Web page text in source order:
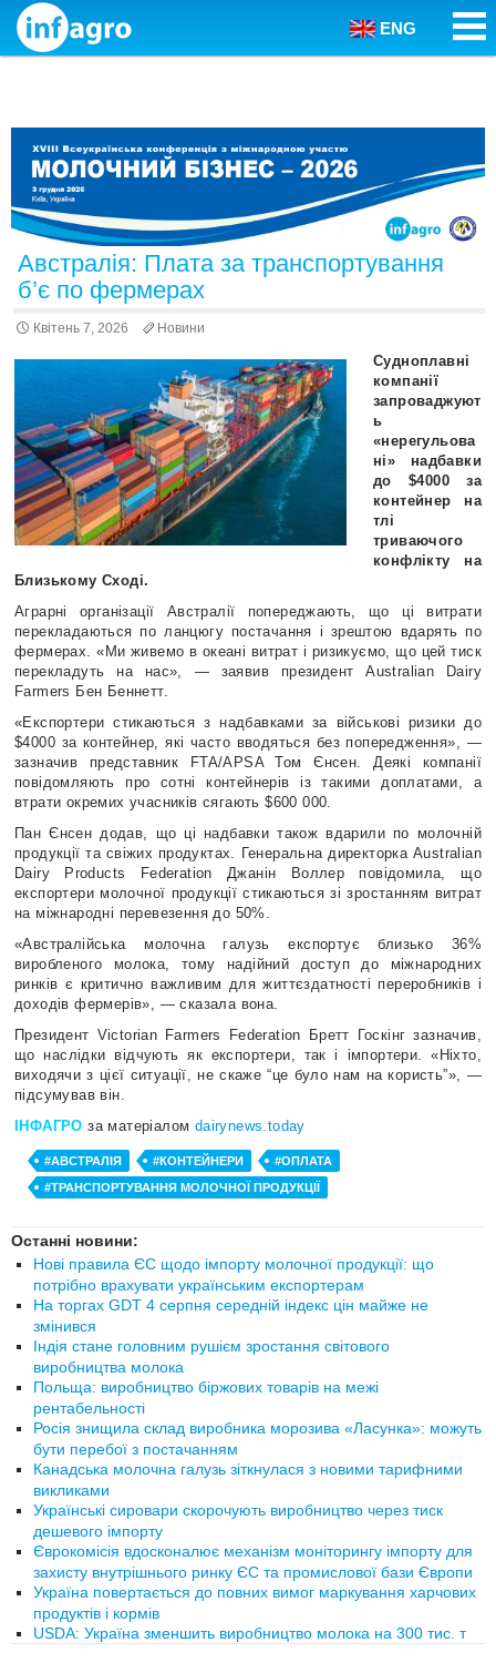
Skip to content
ENG
Австралія: Плата за транспортування
б’є по фермерах
Квітень 7, 2026 Новини
Судноплавні
компанії
запроваджуют
ь
«нерегульова
ні» надбавки
до $4000 за
контейнер на
тлі
триваючого
конфлікту на
Близькому Сході.
Аграрні організації Австралії попереджають, що ці витрати
перекладаються по ланцюгу постачання і зрештою вдарять по
фермерах. «Ми живемо в океані витрат і ризикуємо, що цей тиск
перекладуть на нас», — заявив президент Australian Dairy
Farmers Бен Беннетт.
«Експортери стикаються з надбавками за військові ризики до
$4000 за контейнер, які часто вводяться без попередження», —
зазначив представник FTA/APSA Том Єнсен. Деякі компанії
повідомляють про сотні контейнерів із такими доплатами, а
втрати окремих учасників сягають $600 000.
Пан Єнсен додав, що ці надбавки також вдарили по молочній
продукції та свіжих продуктах. Генеральна директорка Australian
Dairy Products Federation Джанін Воллер повідомила, що
експортери молочної продукції стикаються зі зростанням витрат
на міжнародні перевезення до 50%.
«Австралійська молочна галузь експортує близько 36%
виробленого молока, тому надійний доступ до міжнародних
ринків є критично важливим для життєздатності переробників і
доходів фермерів», — сказала вона.
Президент Victorian Farmers Federation Бретт Госкінг зазначив,
що наслідки відчують як експортери, так і імпортери. «Ніхто,
виходячи з цієї ситуації, не скаже “це було нам на користь”», —
підсумував він.
ІНФАГРО за матеріалом dairynews.today
#АВСТРАЛІЯ #КОНТЕЙНЕРИ
#ОПЛАТА
#ТРАНСПОРТУВАННЯ МОЛОЧНОЇ ПРОДУКЦІЇ
Останні новини:
Нові правила ЄС щодо імпорту молочної продукції: що
потрібно врахувати українським експортерам
На торгах GDT 4 серпня середній індекс цін майже не
змінився
Індія стане головним рушієм зростання світового
виробництва молока
Польща: виробництво біржових товарів на межі
рентабельності
Росія знищила склад виробника морозива «Ласунка»: можуть
бути перебої з постачанням
Канадська молочна галузь зіткнулася з новими тарифними
викликами
Українські сировари скорочують виробництво через тиск
дешевого імпорту
Єврокомісія вдосконалює механізм моніторингу імпорту для
захисту внутрішнього ринку ЄС та промислової бази Європи
Україна повертається до повних вимог маркування харчових
продуктів і кормів
USDA: Україна зменшить виробництво молока на 300 тис. т